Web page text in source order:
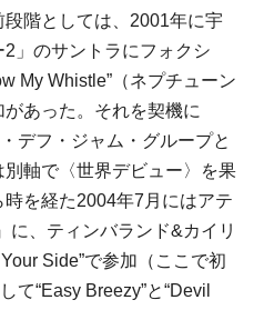
階としては、2001年に宇
」のサントラにフォクシ
My Whistle”（ネプチューン
あった。それを契機に
デフ・ジャム・グループと
軸で〈世界デビュー〉を果
を経た2004年7月にはアテ
に、ティンバランド&カイリ
Side”で参加（ここで初
て“Easy Breezy”と“Devil